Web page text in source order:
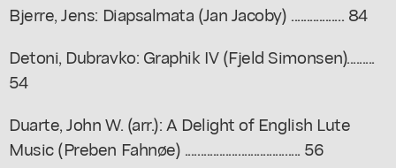
Bjerre, Jens: Diapsalmata (Jan Jacoby) ................. 84
Detoni, Dubravko: Graphik IV (Fjeld Simonsen).........
54
Duarte, John W. (arr.): A Delight of English Lute
Music (Preben Fahnøe) ..................................... 56